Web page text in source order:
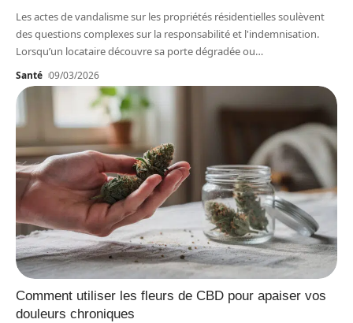
Les actes de vandalisme sur les propriétés résidentielles soulèvent
des questions complexes sur la responsabilité et l'indemnisation.
Lorsqu’un locataire découvre sa porte dégradée ou…
Santé 09/03/2026
Comment utiliser les fleurs de CBD pour apaiser vos
douleurs chroniques